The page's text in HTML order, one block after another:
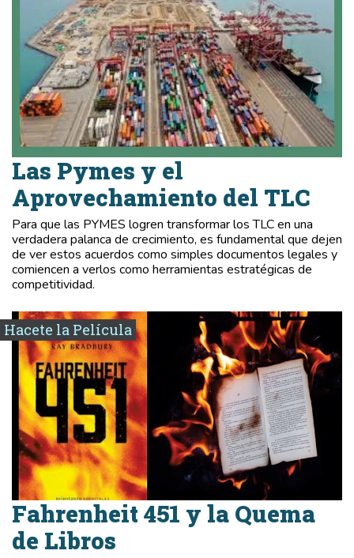
Las Pymes y el
Aprovechamiento del TLC
Para que las PYMES logren transformar los TLC en una
verdadera palanca de crecimiento, es fundamental que dejen
de ver estos acuerdos como simples documentos legales y
comiencen a verlos como herramientas estratégicas de
competitividad.
Hacete la Película
Fahrenheit 451 y la Quema
de Libros